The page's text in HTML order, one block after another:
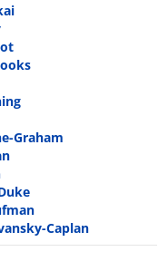
Graham
Caplan